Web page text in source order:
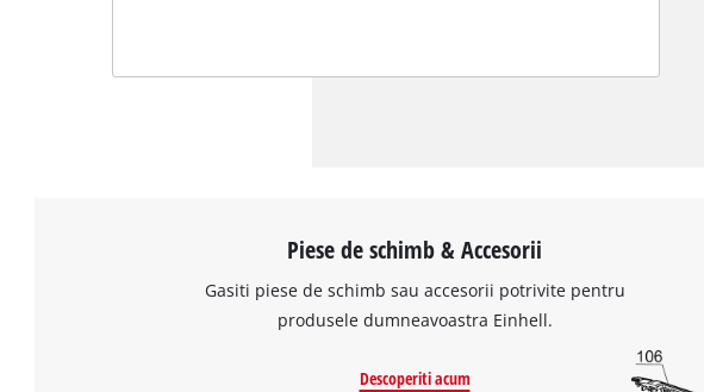
Piese de schimb & Accesorii
Gasiti piese de schimb sau accesorii potrivite pentru
produsele dumneavoastra Einhell.
Descoperiti acum